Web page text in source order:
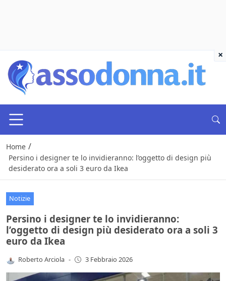
Home /
Persino i designer te lo invidieranno: l’oggetto di design più
desiderato ora a soli 3 euro da Ikea
Notizie
Persino i designer te lo invidieranno:
l’oggetto di design più desiderato ora a soli 3
euro da Ikea
Roberto Arciola - 3 Febbraio 2026
×